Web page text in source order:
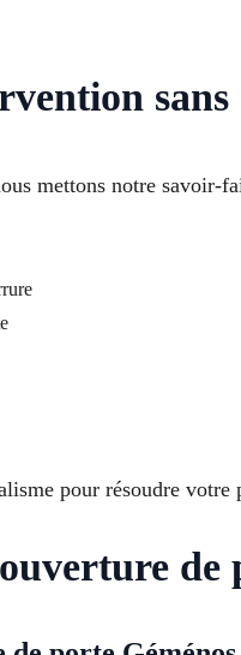
sans
mettons notre
pour résoudre votre
de